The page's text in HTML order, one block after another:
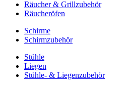
Räucher & Grillzubehör
Räucheröfen
Schirme
Schirmzubehör
Stühle
Liegen
Stühle- & Liegenzubehör